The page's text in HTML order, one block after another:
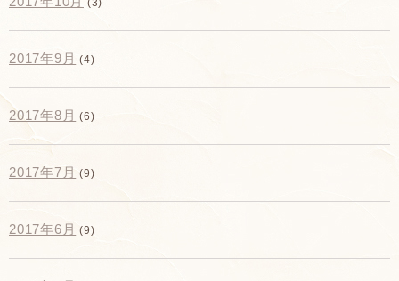
2017年9月 (4)
2017年8月 (6)
2017年7月 (9)
2017年6月 (9)